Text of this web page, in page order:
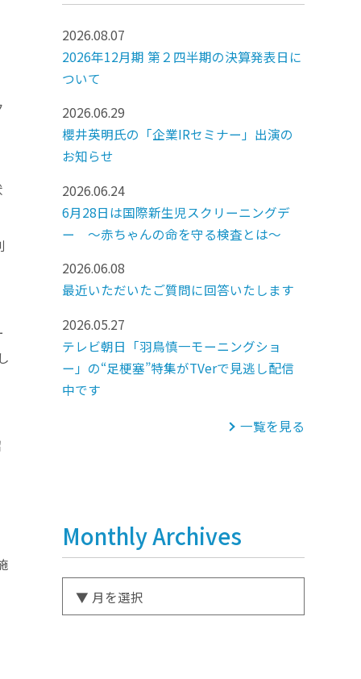
2026.08.07
2026年12月期 第２四半期の決算発表日に
ついて
2026.06.29
櫻井英明氏の「企業IRセミナー」出演の
お知らせ
2026.06.24
6月28日は国際新生児スクリーニングデ
ー ～赤ちゃんの命を守る検査とは～
2026.06.08
最近いただいたご質問に回答いたします
2026.05.27
テレビ朝日「羽鳥慎一モーニングショ
ー」の“足梗塞”特集がTVerで見逃し配信
中です
一覧を見る
Monthly Archives